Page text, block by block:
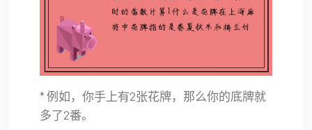
* 例如，你手上有2张花牌，那么你的底牌就
多了2番。